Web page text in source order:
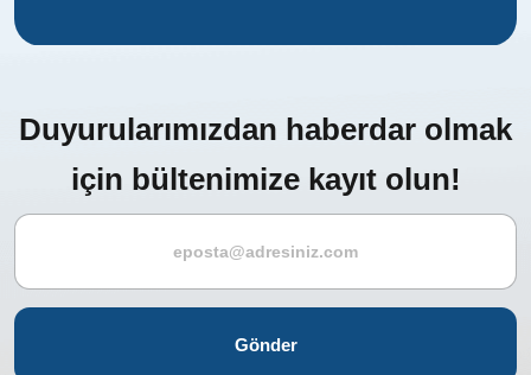
Duyurularımızdan haberdar olmak
için bültenimize kayıt olun!
Gönder